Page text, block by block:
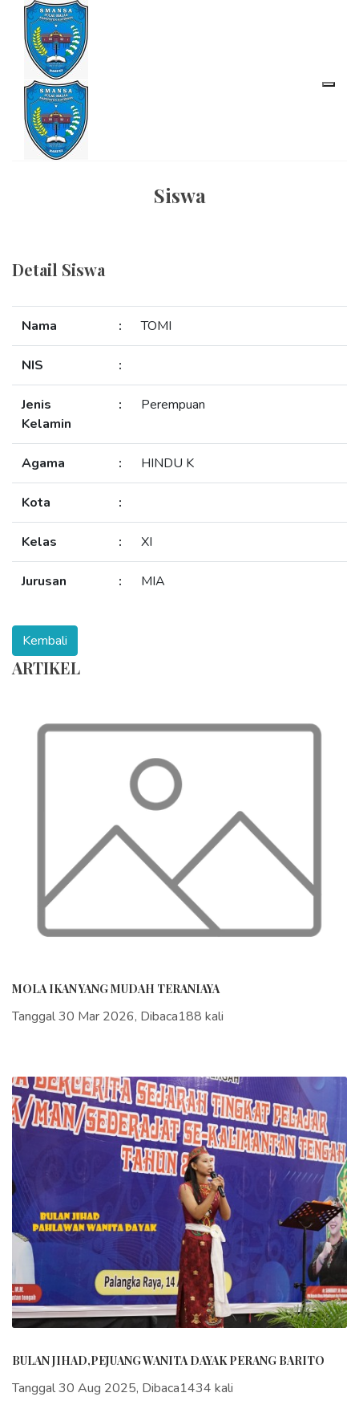
Siswa
Detail Siswa
Nama : TOMI
NIS :
Jenis
Kelamin
: Perempuan
Agama : HINDU K
Kota :
Kelas : XI
Jurusan : MIA
ARTIKEL
MOLA IKAN YANG MUDAH TERANIAYA
Tanggal 30 Mar 2026, Dibaca188 kali
BULAN JIHAD,PEJUANG WANITA DAYAK PERANG BARITO
Tanggal 30 Aug 2025, Dibaca1434 kali